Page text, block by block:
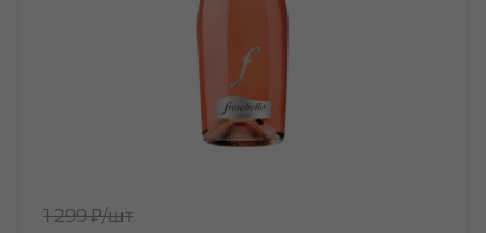
1 299 ₽/шт